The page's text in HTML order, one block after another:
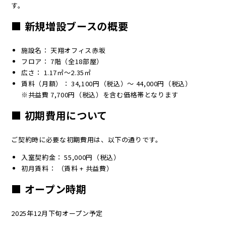
す。
■ 新規増設ブースの概要
施設名： 天翔オフィス赤坂
フロア： 7階（全18部屋）
広さ： 1.17㎡～2.35㎡
賃料（月額）： 34,100円（税込）～ 44,000円（税込）
※共益費 7,700円（税込）を含む価格帯となります
■ 初期費用について
ご契約時に必要な初期費用は、以下の通りです。
入室契約金： 55,000円（税込）
初月賃料： （賃料 + 共益費）
■ オープン時期
2025年12月下旬オープン予定